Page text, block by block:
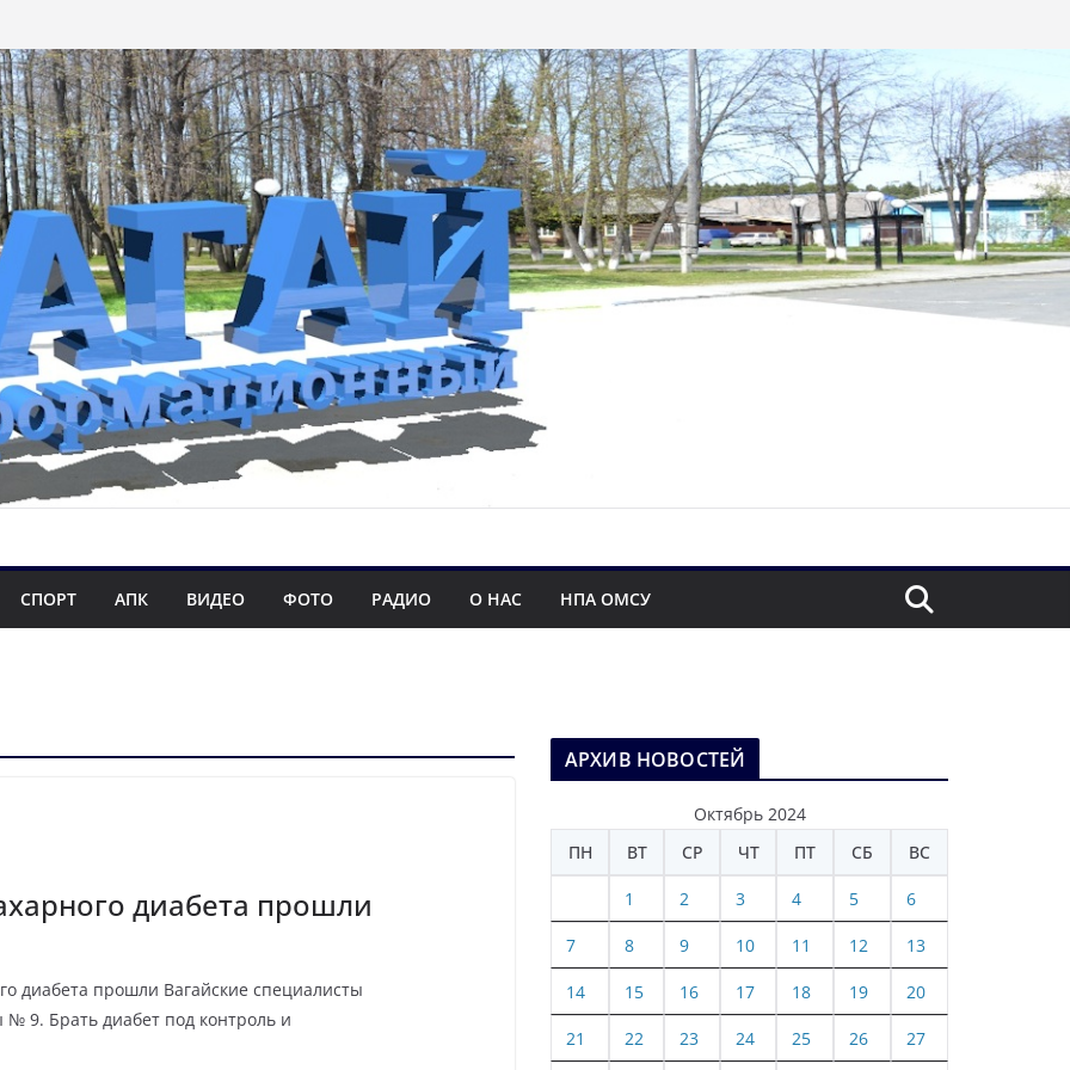
СПОРТ АПК ВИДЕО ФОТО РАДИО О НАС НПА ОМСУ
диабета прошли
диабета прошли Вагайские специалисты
9. Брать диабет под контроль и
АРХИВ НОВОСТЕЙ
Октябрь 2024
ПН
ВТ СР ЧТ ПТ СБ ВС
1 2 3 4 5 6
7 8 9 10 11 12 13
14 15 16 17 18 19 20
21 22 23 24 25 26 27